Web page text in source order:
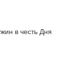
в честь Дня